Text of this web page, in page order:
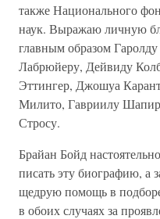
также Национального
наук. Выражаю личную
главным образом
Лабрюйеру, Дейвиду
Эттингер, Джошуа
Милито, Гавриилу
Стросу.
Брайан Бойд
писать эту биографию, а
щедрую помощь в
в обоих случаях за